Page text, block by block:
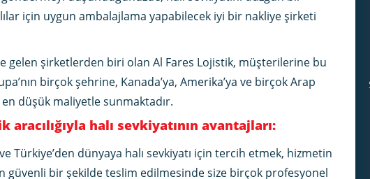
için uygun ambalajlama yapabilecek iyi bir nakliye şirketi
gelen şirketlerden biri olan Al Fares Lojistik, müşterilerine bu
birçok şehrine, Kanada’ya, Amerika’ya ve birçok Arap
düşük maliyetle sunmaktadır.
aracılığıyla halı sevkiyatının avantajları:
Türkiye’den dünyaya halı sevkiyatı için tercih etmek, hizmetin
güvenli bir şekilde teslim edilmesinde size birçok profesyonel